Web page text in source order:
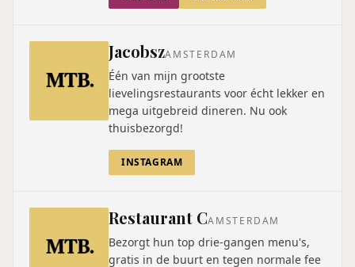
JacobszAMSTERDAM
Één van mijn grootste
lievelingsrestaurants voor écht lekker en
mega uitgebreid dineren. Nu ook
thuisbezorgd!
INSTAGRAM
Restaurant CAMSTERDAM
Bezorgt hun top drie-gangen menu's,
gratis in de buurt en tegen normale fee